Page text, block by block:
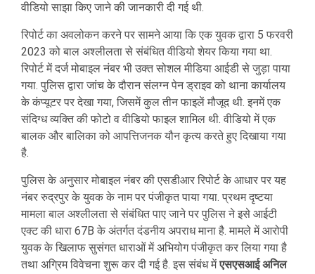
वीडियो साझा किए जाने की जानकारी दी गई थी.
रिपोर्ट का अवलोकन करने पर सामने आया कि एक युवक द्वारा 5 फरवरी
2023 को बाल अश्लीलता से संबंधित वीडियो शेयर किया गया था.
रिपोर्ट में दर्ज मोबाइल नंबर भी उक्त सोशल मीडिया आईडी से जुड़ा पाया
गया. पुलिस द्वारा जांच के दौरान संलग्न पेन ड्राइव को थाना कार्यालय
के कंप्यूटर पर देखा गया, जिसमें कुल तीन फाइलें मौजूद थी. इनमें एक
संदिग्ध व्यक्ति की फोटो व वीडियो फाइल शामिल थी. वीडियो में एक
बालक और बालिका को आपत्तिजनक यौन कृत्य करते हुए दिखाया गया
है.
पुलिस के अनुसार मोबाइल नंबर की एसडीआर रिपोर्ट के आधार पर यह
नंबर रुद्रपुर के युवक के नाम पर पंजीकृत पाया गया. प्रथम दृष्टया
मामला बाल अश्लीलता से संबंधित पाए जाने पर पुलिस ने इसे आईटी
एक्ट की धारा 67B के अंतर्गत दंडनीय अपराध माना है. मामले में आरोपी
युवक के खिलाफ सुसंगत धाराओं में अभियोग पंजीकृत कर लिया गया है
तथा अग्रिम विवेचना शुरू कर दी गई है. इस संबंध मेंएसएसआई अनिल